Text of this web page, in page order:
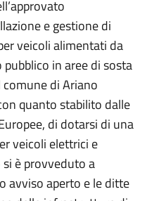
e gestione di
veicoli alimentati da
in aree di sosta
di Ariano
quanto stabilito dalle
di dotarsi di una
veicoli elettrici e
è provveduto a
avviso aperto e le ditte